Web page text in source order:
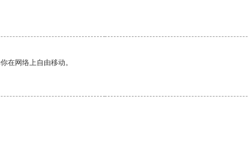
在网络上自由移动。